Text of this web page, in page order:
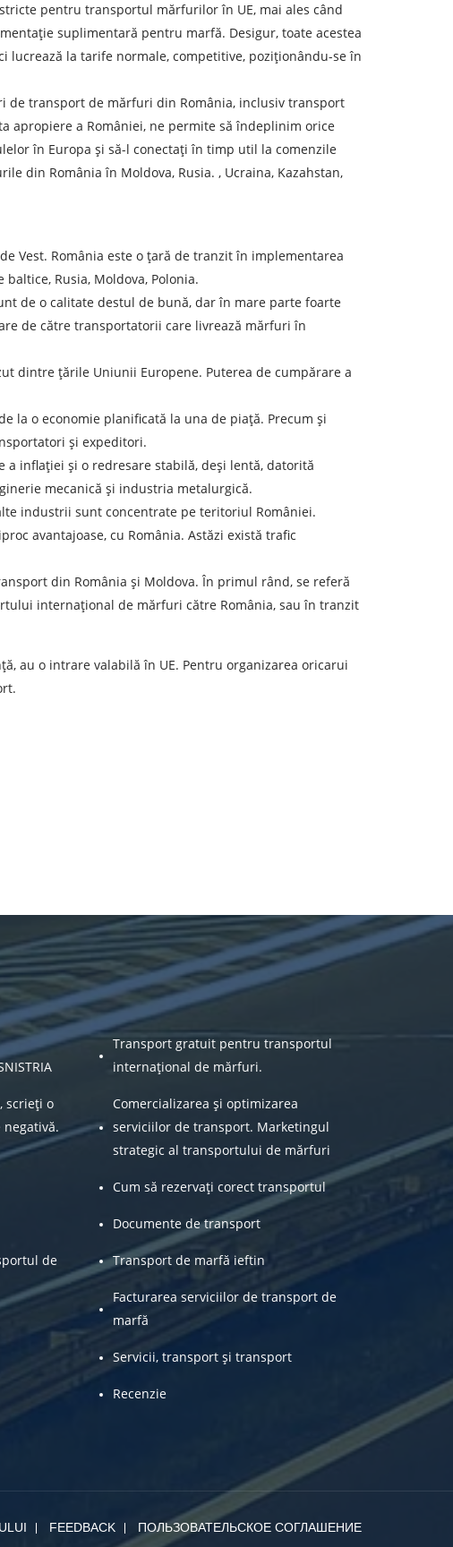
pentru transportul mărfurilor în UE, mai ales când
suplimentară pentru marfă. Desigur, toate acestea
lucrează la tarife normale, competitive, poziționându-se în
de transport de mărfuri din România, inclusiv transport
apropiere a României, ne permite să îndeplinim orice
în Europa și să-l conectați în timp util la comenzile
din România în Moldova, Rusia. , Ucraina, Kazahstan,
Vest. România este o țară de tranzit în implementarea
Rusia, Moldova, Polonia.
de o calitate destul de bună, dar în mare parte foarte
de către transportatorii care livrează mărfuri în
dintre țările Uniunii Europene. Puterea de cumpărare a
la o economie planificată la una de piață. Precum și
și expeditori.
a inflației și o redresare stabilă, deși lentă, datorită
mecanică și industria metalurgică.
industrii sunt concentrate pe teritoriul României.
avantajoase, cu România. Astăzi există trafic
din România și Moldova. În primul rând, se referă
internațional de mărfuri către România, sau în tranzit
au o intrare valabilă în UE. Pentru organizarea oricarui
scrieți o
de
Transport gratuit pentru transportul
internațional de mărfuri.
Comercializarea și optimizarea
serviciilor de transport. Marketingul
strategic al transportului de mărfuri
Cum să rezervați corect transportul
Documente de transport
Transport de marfă ieftin
Facturarea serviciilor de transport de
marfă
Servicii, transport și transport
Recenzie
FEEDBACK ПОЛЬЗОВАТЕЛЬСКОЕ СОГЛАШЕНИЕ
Teren de descărcare
Data de descărcare
Volumul încărcăturii
E-mail
personal.